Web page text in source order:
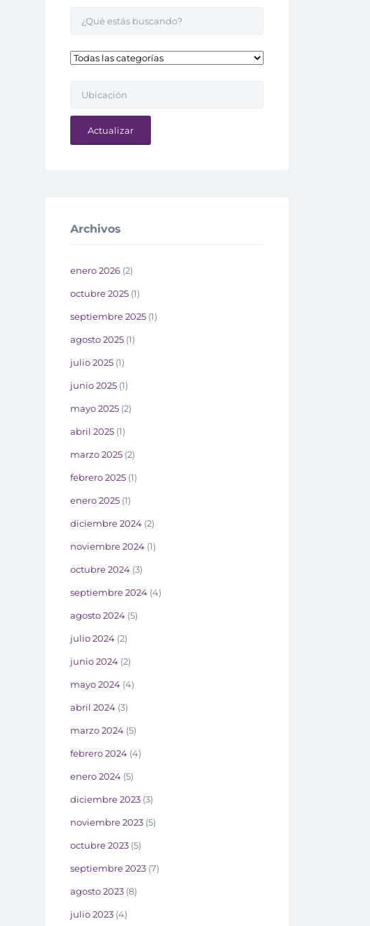
Actualizar
Archivos
enero 2026 (2)
octubre 2025 (1)
septiembre 2025 (1)
agosto 2025 (1)
julio 2025 (1)
junio 2025 (1)
mayo 2025 (2)
abril 2025 (1)
marzo 2025 (2)
febrero 2025 (1)
enero 2025 (1)
diciembre 2024 (2)
noviembre 2024 (1)
octubre 2024 (3)
septiembre 2024 (4)
agosto 2024 (5)
julio 2024 (2)
junio 2024 (2)
mayo 2024 (4)
abril 2024 (3)
marzo 2024 (5)
febrero 2024 (4)
enero 2024 (5)
diciembre 2023 (3)
noviembre 2023 (5)
octubre 2023 (5)
septiembre 2023 (7)
agosto 2023 (8)
julio 2023 (4)